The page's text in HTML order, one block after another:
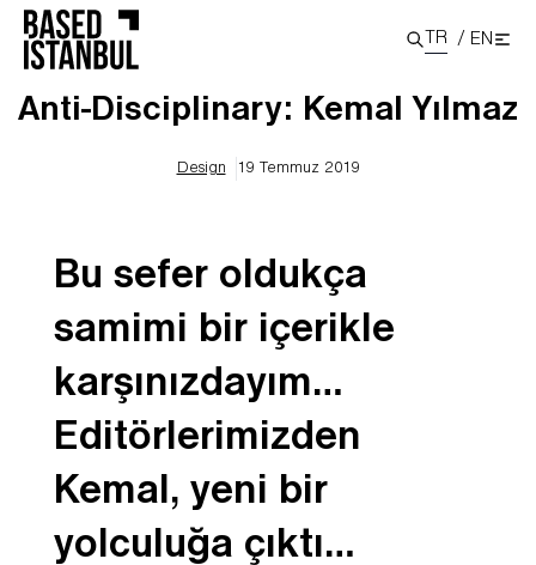
TR / EN
Anti-Disciplinary: Kemal Yılmaz
Design 19 Temmuz 2019
Bu sefer oldukça
samimi bir içerikle
karşınızdayım…
Editörlerimizden
Kemal, yeni bir
yolculuğa çıktı…